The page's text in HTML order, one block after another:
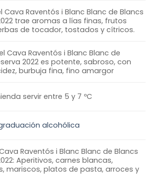
Cava Raventós i Blanc Blanc de Blancs
trae aromas a lías finas, frutos
de tocador, tostados y cítricos.
Cava Raventós i Blanc Blanc de
2022 es potente, sabroso, con
burbuja fina, fino amargor
servir entre 5 y 7 ºC
alcohólica
Raventós i Blanc Blanc de Blancs
Aperitivos, carnes blancas,
mariscos, platos de pasta, arroces y